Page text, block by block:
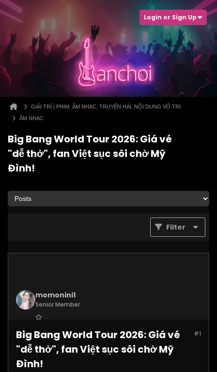
Login or Sign Up
GIẢI TRÍ | PHIM, ÂM NHẠC, TRUYỆN HÀI, NỘI DUNG VÔ TRI
ÂM NHẠC
Big Bang World Tour 2026: Giá vé
"dễ thở", fan Việt sục sôi chờ Mỹ
Đình!
Filter
momonini1
Senior Member
Posts: 5399 #1
Big Bang World Tour 2026: Giá vé
"dễ thở", fan Việt sục sôi chờ Mỹ
Đình!